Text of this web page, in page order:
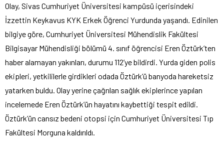
Olay, Sivas Cumhuriyet Üniversitesi kampüsü içerisindeki
İzzettin Keykavus KYK Erkek Öğrenci Yurdunda yaşandı. Edinilen
bilgiye göre, Cumhuriyet Üniversitesi Mühendislik Fakültesi
Bilgisayar Mühendisliği bölümü 4. sınıf öğrencisi Eren Öztürk’ten
haber alamayan yakınları, durumu 112’ye bildirdi. Yurda giden polis
ekipleri, yetkililerle girdikleri odada Öztürk’ü banyoda hareketsiz
yatarken buldu. Olay yerine çağrılan sağlık ekiplerince yapılan
incelemede Eren Öztürk’ün hayatını kaybettiği tespit edildi.
Öztürk’ün cansız bedeni otopsi için Cumhuriyet Üniversitesi Tıp
Fakültesi Morguna kaldırıldı.